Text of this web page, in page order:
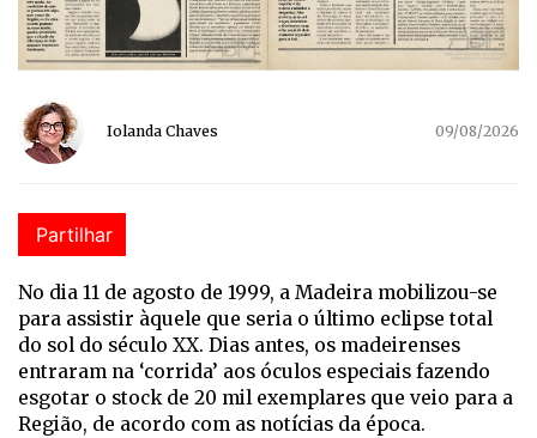
Iolanda Chaves 09/08/2026
Partilhar
No dia 11 de agosto de 1999, a Madeira mobilizou-se
para assistir àquele que seria o último eclipse total
do sol do século XX. Dias antes, os madeirenses
entraram na ‘corrida’ aos óculos especiais fazendo
esgotar o stock de 20 mil exemplares que veio para a
Região, de acordo com as notícias da época.